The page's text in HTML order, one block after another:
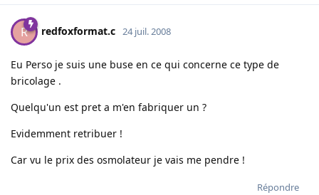
R redfoxformat.c 24 juil. 2008
Eu Perso je suis une buse en ce qui concerne ce type de
bricolage .
Quelqu'un est pret a m'en fabriquer un ?
Evidemment retribuer !
Car vu le prix des osmolateur je vais me pendre !
Répondre